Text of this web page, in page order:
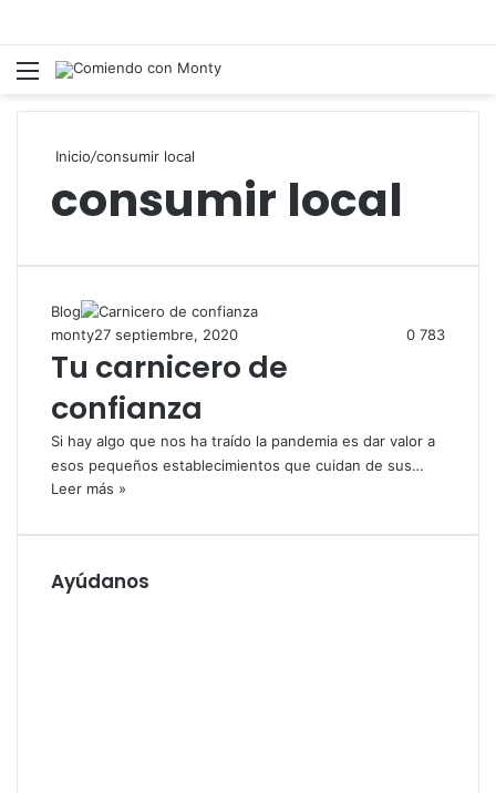
Menú
Inicio/consumir local
consumir local
Blog
monty27 septiembre, 2020 0 783
Tu carnicero de
confianza
Si hay algo que nos ha traído la pandemia es dar valor a
esos pequeños establecimientos que cuidan de sus…
Leer más »
Ayúdanos